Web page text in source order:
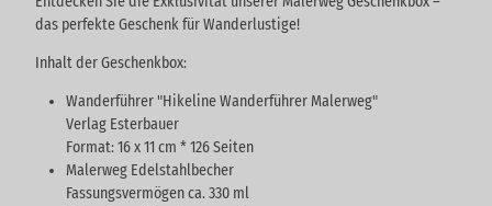
das perfekte Geschenk für Wanderlustige!
Inhalt der Geschenkbox:
Wanderführer "Hikeline Wanderführer Malerweg"
Verlag Esterbauer
Format: 16 x 11 cm * 126 Seiten
Malerweg Edelstahlbecher
Fassungsvermögen ca. 330 ml